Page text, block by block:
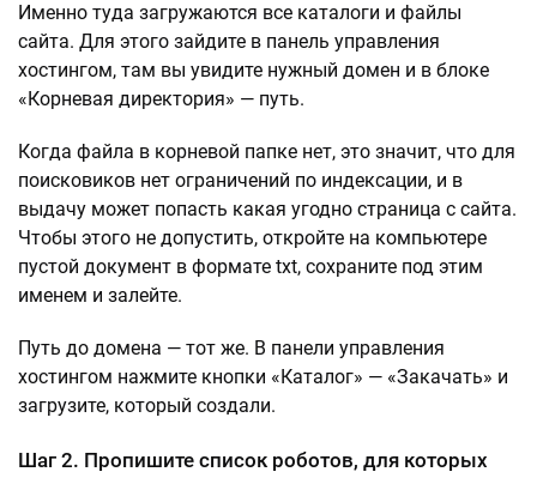
Именно туда загружаются все каталоги и файлы
сайта. Для этого зайдите в панель управления
хостингом, там вы увидите нужный домен и в блоке
«Корневая директория» — путь.
Когда файла в корневой папке нет, это значит, что для
поисковиков нет ограничений по индексации, и в
выдачу может попасть какая угодно страница с сайта.
Чтобы этого не допустить, откройте на компьютере
пустой документ в формате txt, сохраните под этим
именем и залейте.
Путь до домена — тот же. В панели управления
хостингом нажмите кнопки «Каталог» — «Закачать» и
загрузите, который создали.
Шаг 2. Пропишите список роботов, для которых